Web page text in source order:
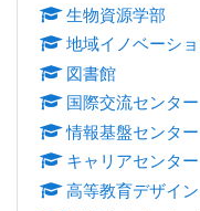
生物資源学部
地域イノベーシ
図書館
国際交流センター
情報基盤センター
キャリアセンター
高等教育デザイ